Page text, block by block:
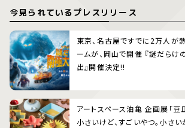
今見られているプレスリリース
東京、名古屋ですでに2万人が
ームが、岡山で開催 『謎だら
出』開催決定!!
アートスペース油亀 企画展「
小さいけど、すごいやつ。小さい